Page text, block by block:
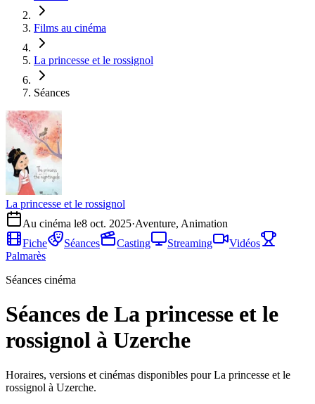
Films au cinéma
La princesse et le rossignol
Séances
La princesse et le rossignol
Au cinéma le8 oct. 2025·Aventure, Animation
Fiche
Séances Casting Streaming
Vidéos
Palmarès
Séances cinéma
Séances de La princesse et le
rossignol à Uzerche
Horaires, versions et cinémas disponibles pour La princesse et le
rossignol à Uzerche.